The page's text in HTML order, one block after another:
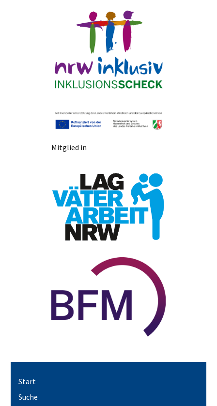
Mitglied in
Start
Suche